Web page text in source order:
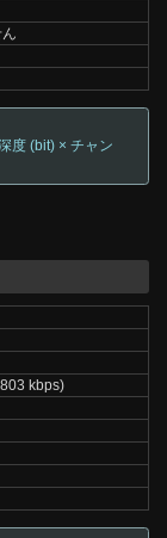
度 (bit) × チャン
kbps)